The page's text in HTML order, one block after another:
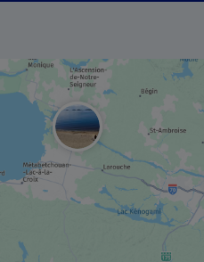
du lac Saint-